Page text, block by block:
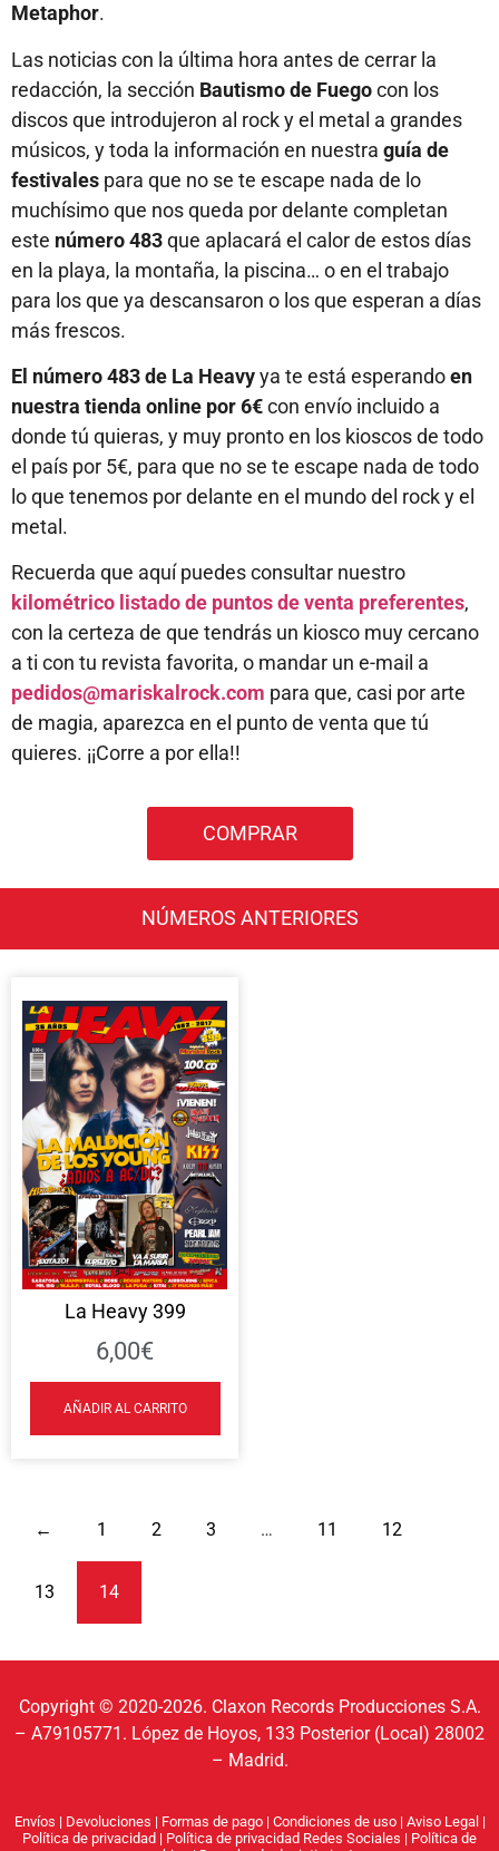
Metaphor.
Las noticias con la última hora antes de cerrar la
redacción, la sección Bautismo de Fuegocon los
discos que introdujeron al rock y el metal a grandes
músicos, y toda la información en nuestra guía de
festivales para que no se te escape nada de lo
muchísimo que nos queda por delante completan
este número 483que aplacará el calor de estos días
en la playa, la montaña, la piscina… o en el trabajo
para los que ya descansaron o los que esperan a días
más frescos.
El número 483 de La Heavyya te está esperandoen
nuestra tienda online por 6€con envío incluido a
donde tú quieras, y muy pronto en los kioscos de todo
el país por 5€, para que no se te escape nada de todo
lo que tenemos por delante en el mundo del rock y el
metal.
Recuerda que aquí puedes consultar nuestro
kilométrico listado de puntos de venta preferentes,
con la certeza de que tendrás un kiosco muy cercano
a ti con tu revista favorita, o mandar un e-mail a
pedidos@mariskalrock.com para que, casi por arte
de magia, aparezca en el punto de venta que tú
quieres. ¡¡Corre a por ella!!
COMPRAR
NÚMEROS ANTERIORES
La Heavy 399
6,00€
AÑADIR AL CARRITO
← 1 2 3 … 11 12
13 14
Copyright © 2020-2026. Claxon Records Producciones S.A.
– A79105771. López de Hoyos, 133 Posterior (Local) 28002
– Madrid.
Envíos | Devoluciones | Formas de pago| Condiciones de uso| Aviso Legal |
Política de privacidad | Política de privacidad Redes Sociales | Política de